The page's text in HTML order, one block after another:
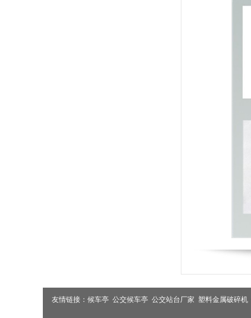
友情链接： 候车亭 公交候车亭 公交站台厂家 塑料金属破碎机